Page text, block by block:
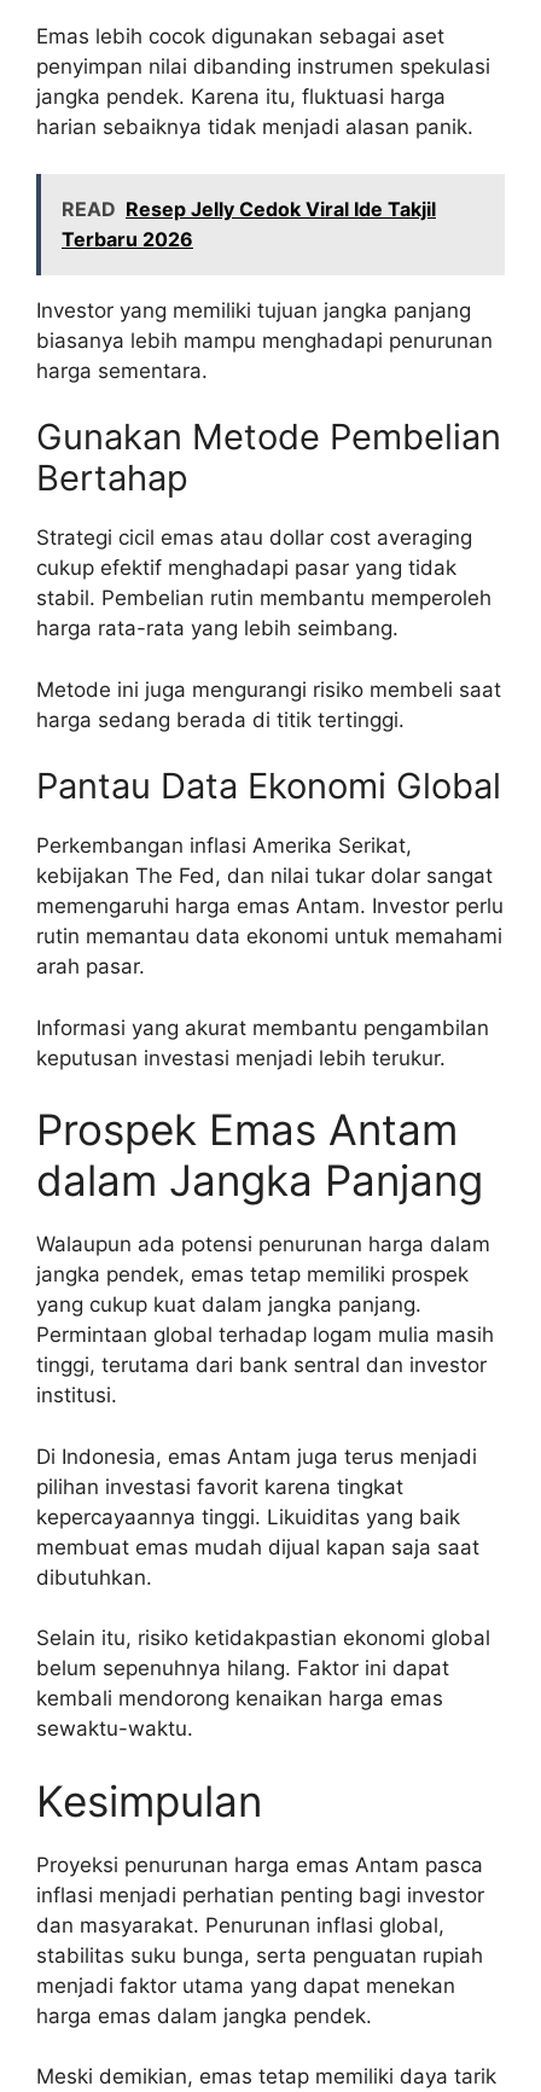
Emas lebih cocok digunakan sebagai aset
penyimpan nilai dibanding instrumen spekulasi
jangka pendek. Karena itu, fluktuasi harga
harian sebaiknya tidak menjadi alasan panik.
READ Resep Jelly Cedok Viral Ide Takjil
Terbaru 2026
Investor yang memiliki tujuan jangka panjang
biasanya lebih mampu menghadapi penurunan
harga sementara.
Gunakan Metode Pembelian
Bertahap
Strategi cicil emas atau dollar cost averaging
cukup efektif menghadapi pasar yang tidak
stabil. Pembelian rutin membantu memperoleh
harga rata-rata yang lebih seimbang.
Metode ini juga mengurangi risiko membeli saat
harga sedang berada di titik tertinggi.
Pantau Data Ekonomi Global
Perkembangan inflasi Amerika Serikat,
kebijakan The Fed, dan nilai tukar dolar sangat
memengaruhi harga emas Antam. Investor perlu
rutin memantau data ekonomi untuk memahami
arah pasar.
Informasi yang akurat membantu pengambilan
keputusan investasi menjadi lebih terukur.
Prospek Emas Antam
dalam Jangka Panjang
Walaupun ada potensi penurunan harga dalam
jangka pendek, emas tetap memiliki prospek
yang cukup kuat dalam jangka panjang.
Permintaan global terhadap logam mulia masih
tinggi, terutama dari bank sentral dan investor
institusi.
Di Indonesia, emas Antam juga terus menjadi
pilihan investasi favorit karena tingkat
kepercayaannya tinggi. Likuiditas yang baik
membuat emas mudah dijual kapan saja saat
dibutuhkan.
Selain itu, risiko ketidakpastian ekonomi global
belum sepenuhnya hilang. Faktor ini dapat
kembali mendorong kenaikan harga emas
sewaktu-waktu.
Kesimpulan
Proyeksi penurunan harga emas Antam pasca
inflasi menjadi perhatian penting bagi investor
dan masyarakat. Penurunan inflasi global,
stabilitas suku bunga, serta penguatan rupiah
menjadi faktor utama yang dapat menekan
harga emas dalam jangka pendek.
Meski demikian, emas tetap memiliki daya tarik